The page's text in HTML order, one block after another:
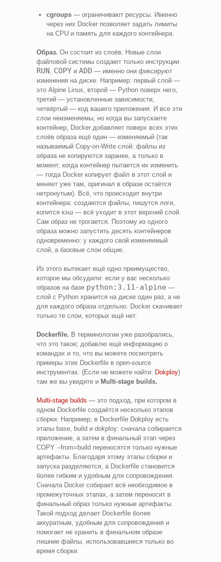
cgroups — ограничивают ресурсы. Именно
через них Docker позволяет задать лимиты
на CPU и память для каждого контейнера.
Образ. Он состоит из слоёв. Новые слои
файловой системы создают только инструкции
RUN COPY и ADD — именно они фиксируют
изменения на диске. Например: первый слой —
это Alpine Linux, второй — Python поверх него,
третий — установленные зависимости,
четвёртый — код вашего приложения. И все эти
слои неизменяемы, но когда вы запускаете
контейнер, Docker добавляет поверх всех этих
слоёв образа ещё один — изменяемый (так
называемый Copy-on-Write слой: файлы из
образа не копируются заранее, а только в
момент, когда контейнер пытается их изменить
— тогда Docker копирует файл в этот слой и
меняет уже там, оригинал в образе остаётся
нетронутым). Всё, что происходит внутри
контейнера: создаются файлы, пишутся логи,
копится кэш — всё уходит в этот верхний слой.
Сам образ не трогается. Поэтому из одного
образа можно запустить десять контейнеров
одновременно: у каждого свой изменяемый
слой, а базовые слои общие.
Из этого вытекает ещё одно преимущество,
которое мы обсудили: если у вас несколько
образов на базе python:3.11-alpine —
слой с Python хранится на диске один раз, а не
для каждого образа отдельно. Docker скачивает
только те слои, которых ещё нет.
Dockerfile. В терминологии уже разобрались,
что это такое; добавлю ещё информацию о
командах и то, что вы можете посмотреть
примеры этих Dockerfile в open-source
инструментах. (Если не можете найти: Dokploy)
там же вы увидите и Multi-stage builds.
Multi-stage builds — это подход, при котором в
одном Dockerfile создаётся несколько этапов
сборки. Например, в Dockerfile Dokploy есть
этапы base, build и dokploy: сначала собирается
приложение, а затем в финальный этап через
COPY --from=build переносятся только нужные
артефакты. Благодаря этому этапы сборки и
запуска разделяются, а Dockerfile становится
более гибким и удобным для сопровождения.
Сначала Docker собирает всё необходимое в
промежуточных этапах, а затем переносит в
финальный образ только нужные артефакты.
Такой подход делает Dockerfile более
аккуратным, удобным для сопровождения и
помогает не хранить в финальном образе
лишние файлы, использовавшиеся только во
время сборки.